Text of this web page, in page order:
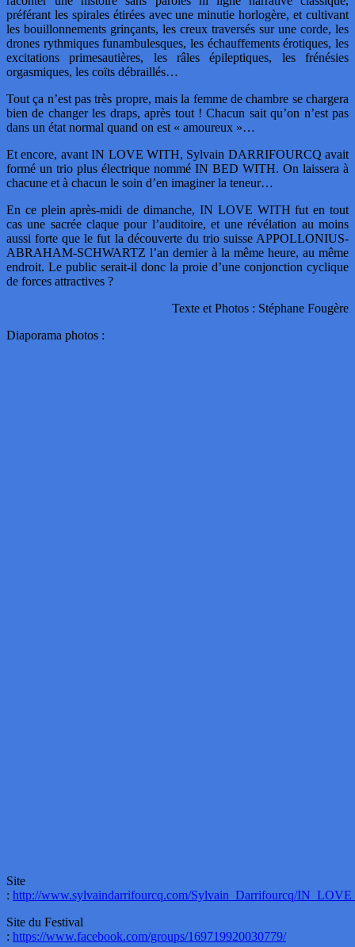
préférant les spirales étirées avec une minutie horlogère, et cultivant
les bouillonnements grinçants, les creux traversés sur une corde, les
drones rythmiques funambulesques, les échauffements érotiques, les
excitations primesautières, les râles épileptiques, les frénésies
orgasmiques, les coïts débraillés…
Tout ça n’est pas très propre, mais la femme de chambre se chargera
bien de changer les draps, après tout ! Chacun sait qu’on n’est pas
dans un état normal quand on est « amoureux »…
Et encore, avant IN LOVE WITH, Sylvain DARRIFOURCQ avait
formé un trio plus électrique nommé IN BED WITH. On laissera à
chacune et à chacun le soin d’en imaginer la teneur…
En ce plein après-midi de dimanche, IN LOVE WITH fut en tout
cas une sacrée claque pour l’auditoire, et une révélation au moins
aussi forte que le fut la découverte du trio suisse APPOLLONIUS-
ABRAHAM-SCHWARTZ l’an dernier à la même heure, au même
endroit. Le public serait-il donc la proie d’une conjonction cyclique
de forces attractives ?
Texte et Photos : Stéphane Fougère
Diaporama photos :
Site
: http://www.sylvaindarrifourcq.com/Sylvain_Darrifourcq/
Site du Festival
: https://www.facebook.com/groups/169719920030779/